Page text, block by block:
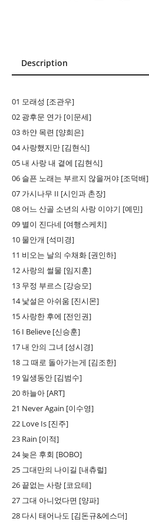
Description
Reviews (0)
01 모래성 [조관우]
02 광후문 연가 [이문세]
03 하얀 목련 [양희은]
04 사랑했지만 [김현식]
05 내 사랑 내 곁에 [김현식]
06 슬픈 노래는 부르지 않을꺼야 [조덕배]
07 가시나무 II [시인과 촌장]
08 어느 산골 소년의 사랑 이야기 [예민]
09 별이 진다네 [여행스케치]
10 물안개 [석미경]
11 비오는 날의 수채화 [권인하]
12 사랑의 썰물 [임지훈]
13 무정 부르스 [강승모]
14 낯설은 아쉬움 [진시몬]
15 사랑한 후에 [전인권]
16 I Believe [신승훈]
17 내 안의 그녀 [성시경]
18 그 때로 돌아가는게 [김조한]
19 일생동안 [김범수]
20 하늘아 [ART]
21 Never Again [이수영]
22 Love Is [진주]
23 Rain [이적]
24 늦은 후회 [BOBO]
25 그대만의 나이길 [내츄럴]
26 끝없는 사랑 [코요테]
27 그대 아니었다면 [양파]
28 다시 태어나도 [김돈규&에스더]